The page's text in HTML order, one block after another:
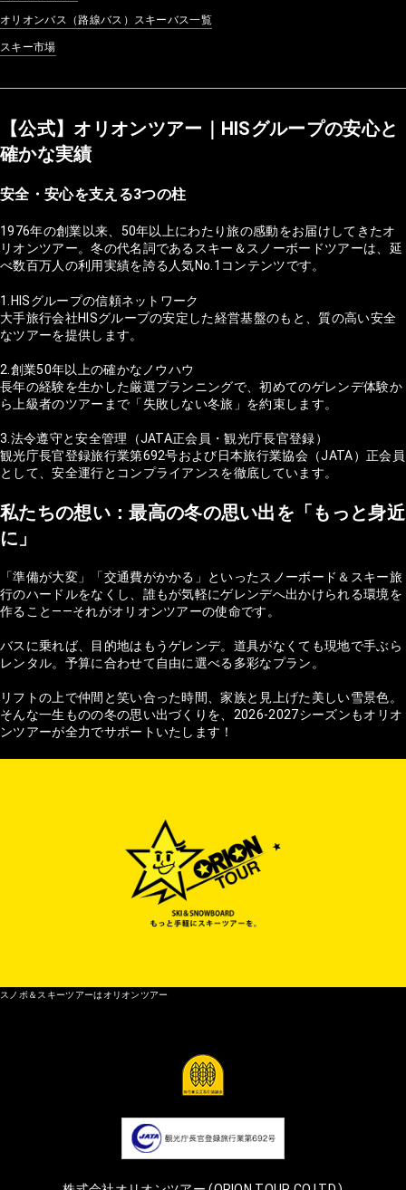
オリオンバス（路線バス）スキーバス一覧
スキー市場
【公式】オリオンツアー｜HISグループの安心と
確かな実績
安全・安心を支える3つの柱
1976年の創業以来、50年以上にわたり旅の感動をお届けしてきたオ
リオンツアー。冬の代名詞であるスキー＆スノーボードツアーは、延
べ数百万人の利用実績を誇る人気No.1コンテンツです。
1.HISグループの信頼ネットワーク
大手旅行会社HISグループの安定した経営基盤のもと、質の高い安全
なツアーを提供します。
2.創業50年以上の確かなノウハウ
長年の経験を生かした厳選プランニングで、初めてのゲレンデ体験か
ら上級者のツアーまで「失敗しない冬旅」を約束します。
3.法令遵守と安全管理（JATA正会員・観光庁長官登録）
観光庁長官登録旅行業第692号および日本旅行業協会（JATA）正会員
として、安全運行とコンプライアンスを徹底しています。
私たちの想い：最高の冬の思い出を「もっと身近
に」
「準備が大変」「交通費がかかる」といったスノーボード＆スキー旅
行のハードルをなくし、誰もが気軽にゲレンデへ出かけられる環境を
作ること——それがオリオンツアーの使命です。
バスに乗れば、目的地はもうゲレンデ。道具がなくても現地で手ぶら
レンタル。予算に合わせて自由に選べる多彩なプラン。
リフトの上で仲間と笑い合った時間、家族と見上げた美しい雪景色。
そんな一生ものの冬の思い出づくりを、2026-2027シーズンもオリオ
ンツアーが全力でサポートいたします！
スノボ＆スキーツアーはオリオンツアー